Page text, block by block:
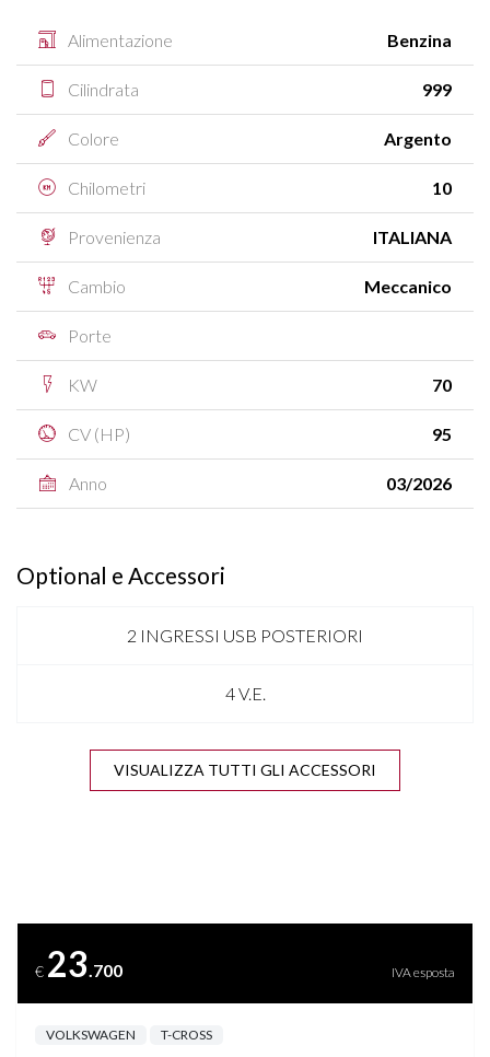
Alimentazione Benzina
Cilindrata 999
Colore Argento
Chilometri 10
Provenienza ITALIANA
Cambio Meccanico
Porte
KW 70
CV (HP) 95
Anno 03/2026
Optional e Accessori
2 INGRESSI USB POSTERIORI
4 V.E.
APPLE CARPLAY & ANDROID AUTO
BRACCIOLO
CLIMA AUTOMATICO BIZONA
VISUALIZZA TUTTI GLI ACCESSORI
€ 23.700 IVA esposta
VOLKSWAGEN T-CROSS